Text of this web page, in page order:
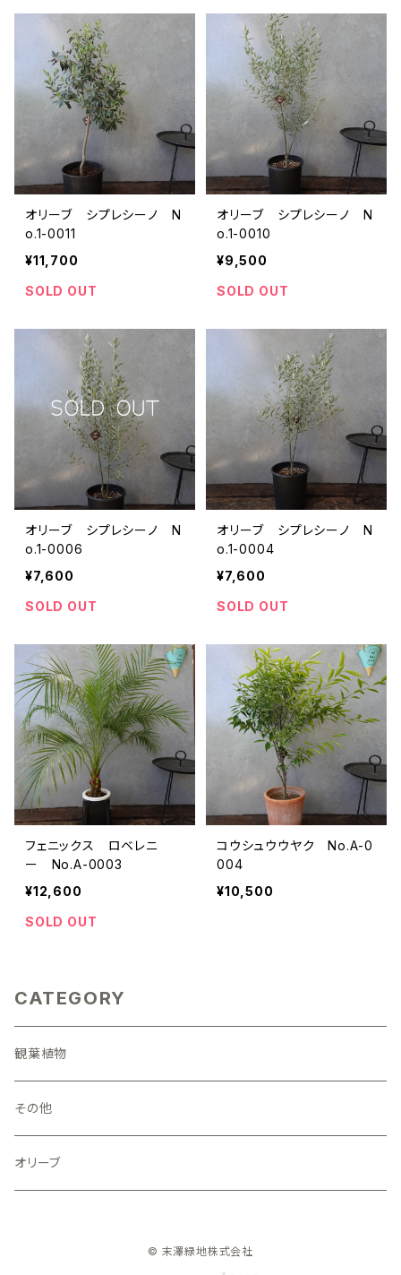
オリーブ シプレシーノ N
o.1-0011
¥11,700
SOLD OUT
オリーブ シプレシーノ N
o.1-0010
¥9,500
SOLD OUT
オリーブ シプレシーノ N
o.1-0006
¥7,600
SOLD OUT
オリーブ シプレシーノ N
o.1-0004
¥7,600
SOLD OUT
フェニックス ロベレニ
ー No.A-0003
¥12,600
SOLD OUT
コウシュウウヤク No.A-0
004
¥10,500
CATEGORY
観葉植物
その他
オリーブ
© 末澤緑地株式会社